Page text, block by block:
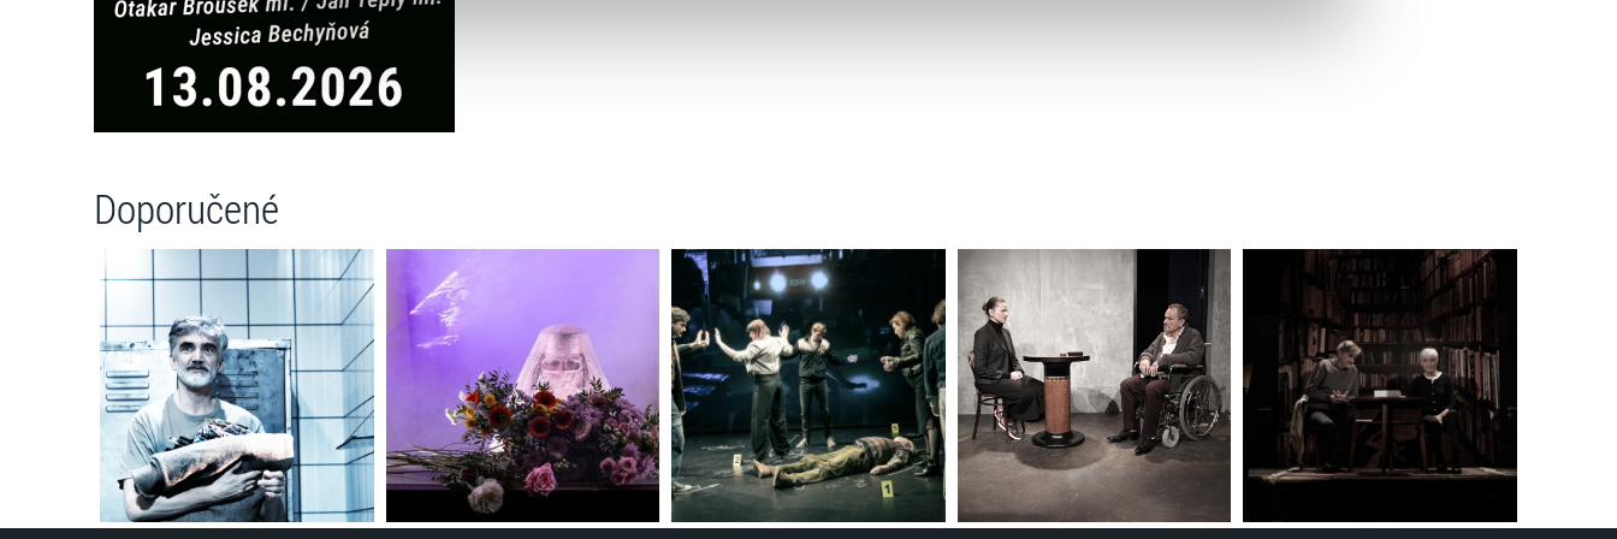
Jaké typy cookies používáme, naleznete níže. Možnosti zpracování upravíte zaškrtnutím příslušné varianty. Svoji volbu
můžete kdykoliv změnit v zápatí stránky v záložce „Cookies a jejich nastavení“.
Doporučené